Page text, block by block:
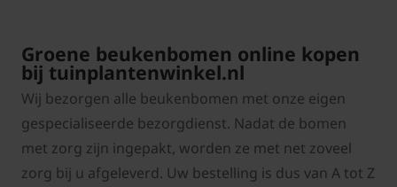
Groene beukenbomen online kopen
bij tuinplantenwinkel.nl
Wij bezorgen alle beukenbomen met onze eigen
gespecialiseerde bezorgdienst. Nadat de bomen
met zorg zijn ingepakt, worden ze met net zoveel
zorg bij u afgeleverd. Uw bestelling is dus van A tot Z